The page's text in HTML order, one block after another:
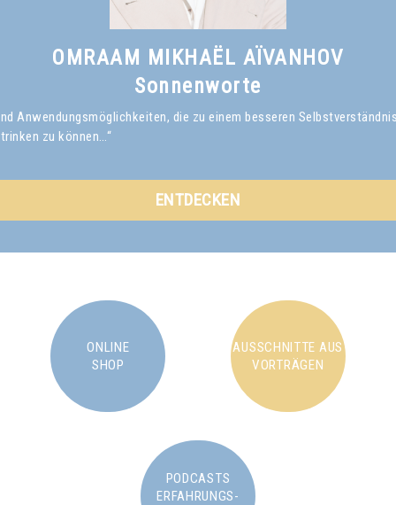
OMRAAM MIKHAËL AÏVANHOV
Sonnenworte
Anwendungsmöglichkeiten, die zu einem besseren
zu können…“
ENTDECKEN
ONLINE
SHOP
AUSSCHNITTE AUS
VORTRÄGEN
PODCASTS
ERFAHRUNGS-